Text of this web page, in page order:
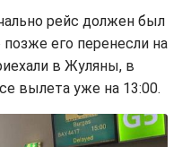
рейс должен был
его перенесли на
в Жуляны, в
вылета уже на 13:00.